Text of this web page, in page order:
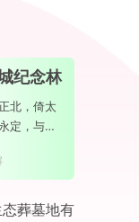
纪念林
北，倚太
定，与明
大氧吧
葬墓地有